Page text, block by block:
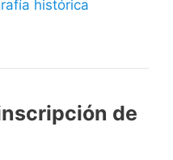
histórica
de